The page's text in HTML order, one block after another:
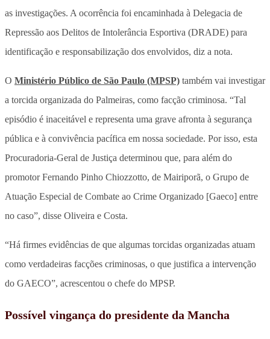
as investigações. A ocorrência foi encaminhada à Delegacia de
Repressão aos Delitos de Intolerância Esportiva (DRADE) para
identificação e responsabilização dos envolvidos, diz a nota.
O Ministério Público de São Paulo (MPSP) também vai investigar
a torcida organizada do Palmeiras, como facção criminosa. “Tal
episódio é inaceitável e representa uma grave afronta à segurança
pública e à convivência pacífica em nossa sociedade. Por isso, esta
Procuradoria-Geral de Justiça determinou que, para além do
promotor Fernando Pinho Chiozzotto, de Mairiporã, o Grupo de
Atuação Especial de Combate ao Crime Organizado [Gaeco] entre
no caso”, disse Oliveira e Costa.
“Há firmes evidências de que algumas torcidas organizadas atuam
como verdadeiras facções criminosas, o que justifica a intervenção
do GAECO”, acrescentou o chefe do MPSP.
Possível vingança do presidente da Mancha